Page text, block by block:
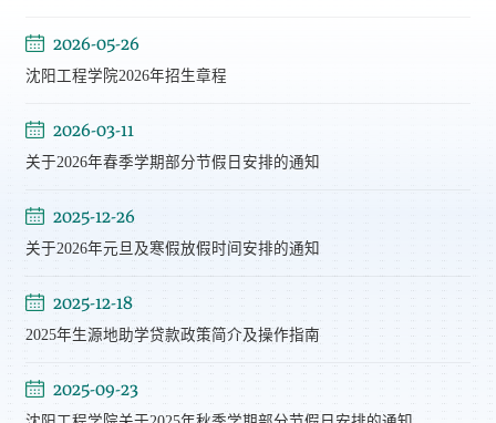
2026-05-26
沈阳工程学院2026年招生章程
2026-03-11
关于2026年春季学期部分节假日安排的通知
2025-12-26
关于2026年元旦及寒假放假时间安排的通知
2025-12-18
2025年生源地助学贷款政策简介及操作指南
2025-09-23